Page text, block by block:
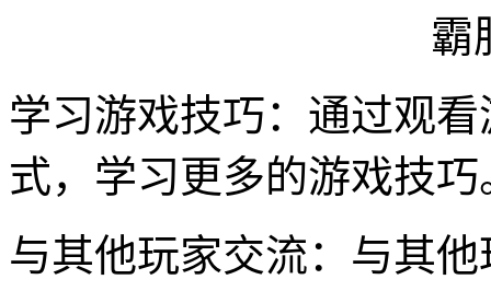
学习游戏技巧：通过观
式，学习更多的游戏技巧
与其他玩家交流：与其